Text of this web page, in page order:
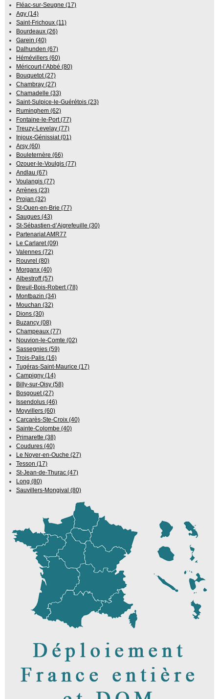
Fléac-sur-Seugne (17)
Agy (14)
Saint-Frichoux (11)
Bourdeaux (26)
Garein (40)
Dalhunden (67)
Hémévillers (60)
Méricourt-l’Abbé (80)
Bouquetot (27)
Chambray (27)
Chamadelle (33)
Saint-Sulpice-le-Guérétois (23)
Ruminghem (62)
Fontaine-le-Port (77)
Treuzy-Levelay (77)
Injoux-Génissiat (01)
Arsy (60)
Bouleternère (66)
Ozouer-le-Voulgis (77)
Andlau (67)
Voulangis (77)
Arrènes (23)
Projan (32)
St-Ouen-en-Brie (77)
Saugues (43)
St-Sébastien-d’Aigrefeuille (30)
Partenariat AMR77
Le Carlaret (09)
Valennes (72)
Rouvrel (80)
Morganx (40)
Albestroff (57)
Breuil-Bois-Robert (78)
Montbazin (34)
Mouchan (32)
Dions (30)
Buzancy (08)
Champeaux (77)
Nouvion-le-Comte (02)
Sassegnies (59)
Trois-Palis (16)
Tugéras-Saint-Maurice (17)
Campigny (14)
Billy-sur-Oisy (58)
Bosgouet (27)
Issendolus (46)
Moyvillers (60)
Carcarès-Ste-Croix (40)
Sainte-Colombe (40)
Primarette (38)
Coudures (40)
Le Noyer-en-Ouche (27)
Tesson (17)
St-Jean-de-Thurac (47)
Long (80)
Sauvillers-Mongival (80)